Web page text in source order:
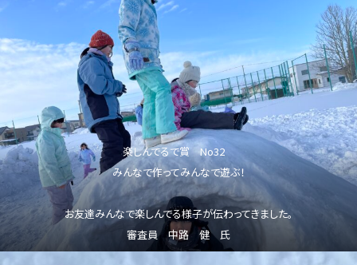
楽しんでるで賞 No32
みんなで作ってみんなで遊ぶ！
お友達みんなで楽しんでる様子が伝わってきました。
審査員 中路 健 氏